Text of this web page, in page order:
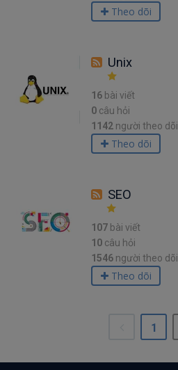
Theo dõi
Unix
16 bài viết
0 câu hỏi
1142 người theo dõi
Theo dõi
SEO
107 bài viết
10 câu hỏi
1546 người theo dõi
Theo dõi
1